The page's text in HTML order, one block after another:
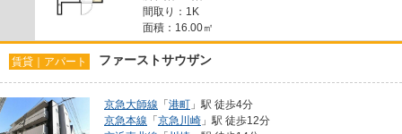
間取り：1K
面積：16.00㎡
賃貸｜アパート ファーストサウザン
京急大師線 「港町 」駅 徒歩4分
京急本線 「京急川崎 」駅 徒歩12分